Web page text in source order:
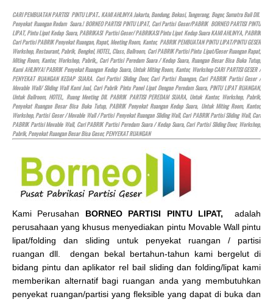
CARI PEMBUATAN PARTISI PINTU LIPAT.. KAMI AHLINYA Jakarta, Bandung, Bekasi, Tangerang, Bogor, Sumatra Bali Dll.
Penyekat Ruangan Redam Suara.! BORNEO PARTISI PINTU LIPAT, Cari Partisi Geser/PABRIK BORNEO PARTISI PINTU
LIPAT, Pintu Lipat Kedap Suara, PABRIKASI Partisi Geser/ PABRIKASI Pintu Lipat Kedap Suara KAMI AHLINYA, PABRIK
Cari Partisi PABRIK Penyekat Ruangan, Rapat, Meeting Room, Kantor, PABRIK PEMBUATAN PINTU LIPAT/PINTU GESER
Workshop, Restaurant, Pabrik, Bengkel,HOTEL, Class, Ballroom, Cari PABRIK Partisi Pintu Lipat/Geser Ruangan Rapat,
Miting Room, Kantor, Workshop, Pabrik,, Cari Partisi Peredam Suara / Kedap Suara, Ruangan Besar Bisa Buka Tutup,
Kami AHLINYA! PABRIK Penyekat Ruangan Kedap Suara, Untuk Miting Room, Kantor, Workshop CARI PARTISI GESER /
PENYEKAT RUANGAN KEDAP SUARA. Cari Partisi Sliding Door, Cari Partisi Ruangan, Cari PABRIK Partisi Geser /
Movable Wall/ Sliding Wall Kami Jual, Cari Pabrik Pintu Panel Lipat Dengan Peredam Suara, PINTU LIPAT RUANGAN,
Untuk Ballroom,HOTEL, Ruang Meeting Dll. PABRIK PARTISI PEREDAM SUARA, Untuk Kantor, Workshop, Pabrik,
Penyekat Ruangan Besar Bisa Buka Tutup, PABRIK Penyekat Ruangan Kedap Suara, Untuk Miting Room, Kantor,
Workshop, Partisi Geser / Movable Wall / Partisi Penyekat Ruangan Sliding Wall, Cari PABRIK Partisi Sliding Wall, Cari
PABRIK Partisi Movable Wall, Cari PABRIK Partisi Peredam Suara / Kedap Suara, Cari Partisi Sliding Door, Workshop,
Pabrik, Penyekat Ruangan Besar Bisa Geser, PENYEKAT RUANGAN
Kami Perusahan BORNEO PARTISI PINTU LIPAT, adalah
perusahaan yang khusus menyediakan pintu Movable Wall pintu
lipat/folding dan sliding untuk penyekat ruangan / partisi
ruangan dll. dengan bekal bertahun-tahun kami bergelut di
bidang pintu dan aplikator rel bail sliding dan folding/lipat kami
memberikan alternatif bagi ruangan anda yang membutuhkan
penyekat ruangan/partisi yang fleksible yang dapat di buka dan